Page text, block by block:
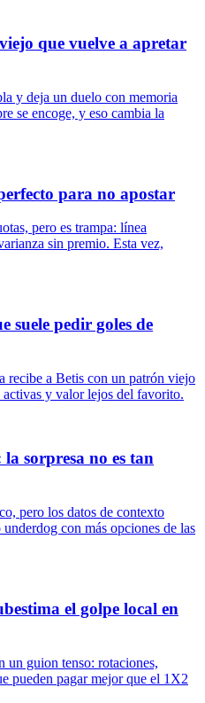
que vuelve a apretar
y deja un duelo con memoria
se encoge, y eso cambia la
para no apostar
pero es trampa: línea
sin premio. Esta vez,
suele pedir goles de
recibe a Betis con un patrón viejo
y valor lejos del favorito.
sorpresa no es tan
pero los datos de contexto
con más opciones de las
el golpe local en
un guion tenso: rotaciones,
pueden pagar mejor que el 1X2